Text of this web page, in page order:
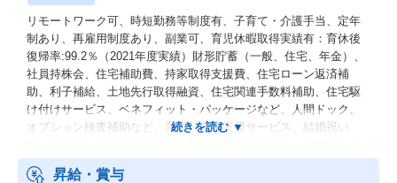
リモートワーク可、時短勤務等制度有、子育て・介護手当、定年
制あり、再雇用制度あり、副業可、育児休暇取得実績有：育休後
復帰率:99.2％（2021年度実績）財形貯蓄（一般、住宅、年金）、
社員持株会、住宅補助費、持家取得支援費、住宅ローン返済補
助、利子補給、土地先行取得融資、住宅関連手数料補助、住宅駆
け付けサービス、ベネフィット・パッケージなど、人間ドック、
オプション検査補助など、育児・介護支援サービス、結婚祝い
金、確定拠出年金）、電気通信共済会(個人年金、遺児育英基金)
昇給・賞与